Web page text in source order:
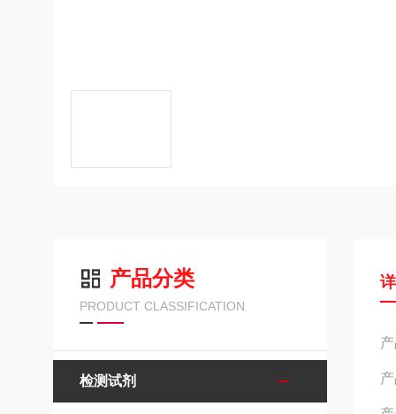
产品分类
PRODUCT CLASSIFICATION
检测试剂